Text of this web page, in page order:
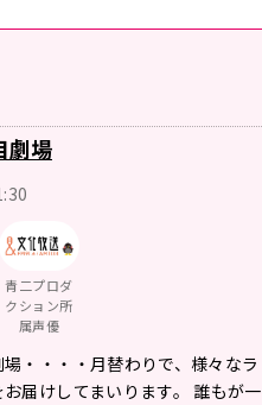
劇場
青二プロダ
クション所
属声優
・・・・月替わりで、様々なラ
届けしてまいります。 誰もが一